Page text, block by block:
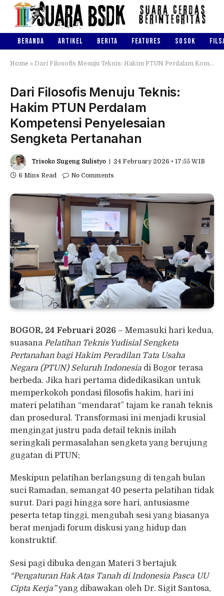
BERANDA ARTIKEL BERITA FEATURES SOSOK
Home » Dari Filosofis Menuju Teknis: Hakim PTUN Perdalam Kompetensi Penyelesaian Sengketa Pertanahan
Dari Filosofis Menuju Teknis:
Hakim PTUN Perdalam
Kompetensi Penyelesaian
Sengketa Pertanahan
Trisoko Sugeng Sulistyo
24 February 2026 • 17:55 WIB
6 Mins Read
No Comments
BOGOR, 24 Februari 2026 – Memasuki hari kedua,
suasana Pelatihan Teknis Yudisial Sengketa
Pertanahan bagi Hakim Peradilan Tata Usaha
Negara (PTUN) Seluruh Indonesia di Bogor terasa
berbeda. Jika hari pertama didedikasikan untuk
memperkokoh pondasi filosofis hakim, hari ini
materi pelatihan “mendarat” tajam ke ranah teknis
dan prosedural. Transformasi ini menjadi krusial
mengingat justru pada detail teknis inilah
seringkali permasalahan sengketa yang berujung
gugatan di PTUN;
Meskipun pelatihan berlangsung di tengah bulan
suci Ramadan, semangat 40 peserta pelatihan tidak
surut. Dari pagi hingga sore hari, antusiasme
peserta tetap tinggi, mengubah sesi yang biasanya
berat menjadi forum diskusi yang hidup dan
konstruktif.
Sesi pagi dibuka dengan Materi 3 bertajuk
“Pengaturan Hak Atas Tanah di Indonesia Pasca UU
Cipta Kerja”yang dibawakan oleh Dr. Sigit Santosa,